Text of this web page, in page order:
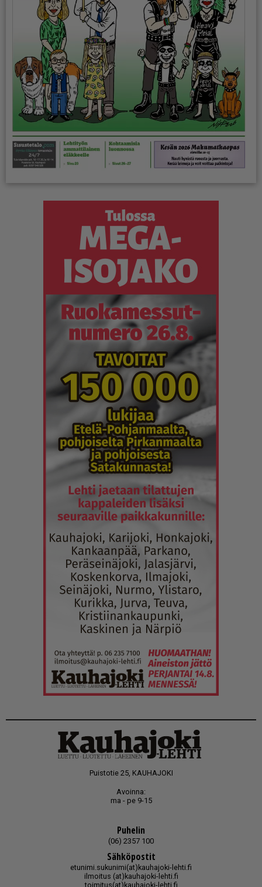
Puistotie 25, KAUHAJOKI
Avoinna:
ma - pe 9-15
Puhelin
(06) 2357 100
Sähköpostit
etunimi.sukunimi(at)kauhajoki-lehti.fi
ilmoitus (at)kauhajoki-lehti.fi
toimitus(at)kauhajoki-lehti.fi